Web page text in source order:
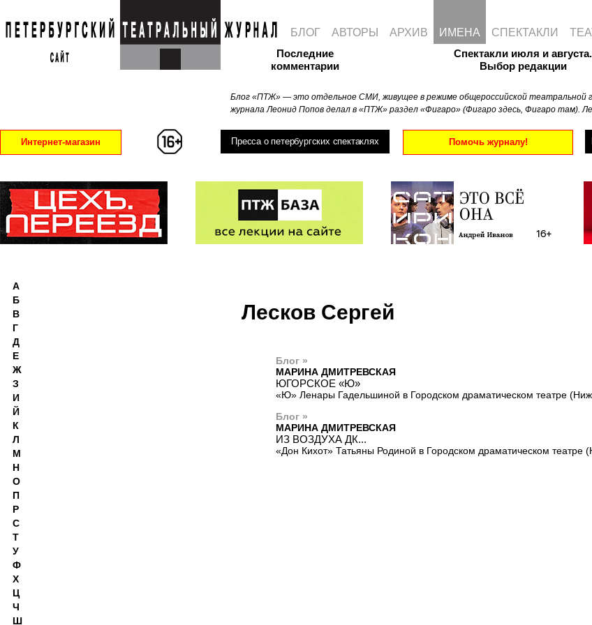
Последние
комментарии
Блог «ПТЖ» — это отдельное СМИ, живущее в режиме общероссийской театральной
журнала Леонид Попов делал в «ПТЖ» раздел «Фигаро» (Фигаро здесь, Фигаро там).
Спектакли июля и августа.
Выбор редакции
Интернет-магазин Пресса о петербургских спектаклях Помочь журналу!
БЛОГ АВТОРЫ АРХИВ ИМЕНА СПЕКТАКЛИ
Лесков Сергей
Блог »
МАРИНА ДМИТРЕВСКАЯ
ЮГОРСКОЕ «Ю»
«Ю» Ленары Гадельшиной в Городском драматическом театре
Блог »
МАРИНА ДМИТРЕВСКАЯ
ИЗ ВОЗДУХА ДК...
«Дон Кихот» Татьяны Родиной в Городском драматическом театре
А
Б
В
Г
Д
Е
Ж
З
И
Й
К
Л
М
Н
О
П
Р
С
Т
У
Ф
Х
Ц
Ч
Ш